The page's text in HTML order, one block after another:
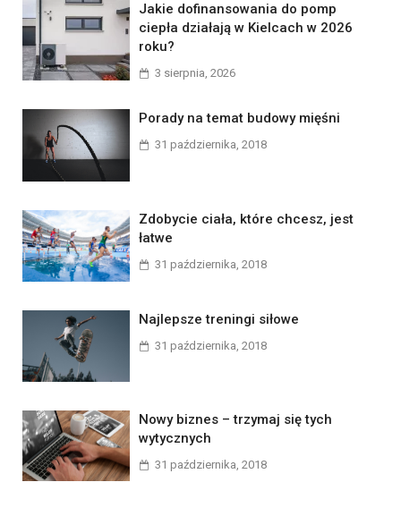
Jakie dofinansowania do pomp
ciepła działają w Kielcach w 2026
roku?
3 sierpnia, 2026
Porady na temat budowy mięśni
31 października, 2018
Zdobycie ciała, które chcesz, jest
łatwe
31 października, 2018
Najlepsze treningi siłowe
31 października, 2018
Nowy biznes – trzymaj się tych
wytycznych
31 października, 2018